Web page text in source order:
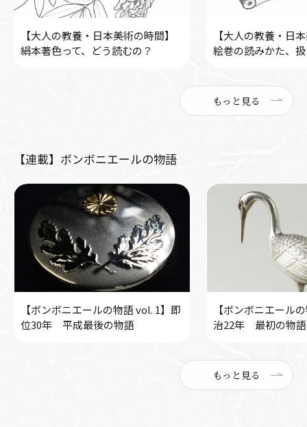
【大人の教養・日本美術の時間】
絹本著色って、どう読むの？
【大人の教養・日
絵巻の読みかた、
もっと見る
【連載】ボンボニエールの物語
【ボンボニエールの物語 vol. 1】即
位30年 平成最後の物語
【ボンボニエール
治22年 最初の物語
もっと見る